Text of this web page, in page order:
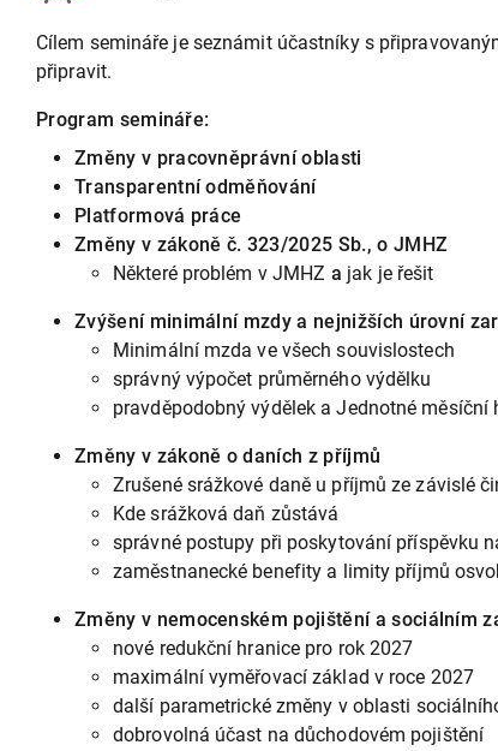
Cílem semináře je seznámit účastníky s
připravit.
Program semináře:
Změny v pracovněprávní oblasti
Transparentní odměňování
Platformová práce
Změny v zákoně č. 323/2025 Sb., o JMHZ
Některé problém v JMHZ a jak je řešit
Zvýšení minimální mzdy a nejnižších úrovní
Minimální mzda ve všech souvislostech
správný výpočet průměrného výdělku
pravděpodobný výdělek a Jednotné měsíční
Změny v zákoně o daních z příjmů
Zrušené srážkové daně u příjmů ze závislé
Kde srážková daň zůstává
správné postupy při poskytování příspěvku
zaměstnanecké benefity a limity příjmů
Změny v nemocenském pojištění a sociálním
nové redukční hranice pro rok 2027
maximální vyměřovací základ v roce 2027
další parametrické změny v oblasti
dobrovolná účast na důchodovém pojištění